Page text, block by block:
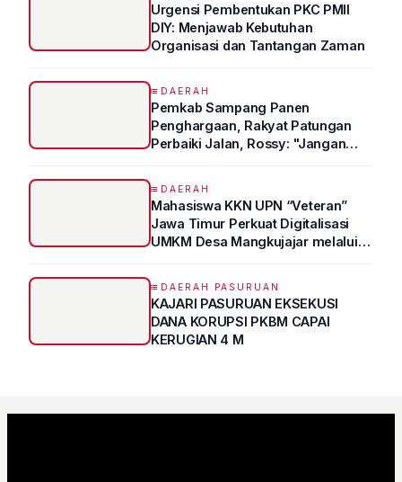
Urgensi Pembentukan PKC PMII
DIY: Menjawab Kebutuhan
Organisasi dan Tantangan Zaman
DAERAH
Pemkab Sampang Panen
Penghargaan, Rakyat Patungan
Perbaiki Jalan, Rossy: "Jangan
DAERAH
Mahasiswa KKN UPN “Veteran”
Jawa Timur Perkuat Digitalisasi
UMKM Desa Mangkujajar melalui
DAERAH PASURUAN
KAJARI PASURUAN EKSEKUSI
DANA KORUPSI PKBM CAPAI
KERUGIAN 4 M